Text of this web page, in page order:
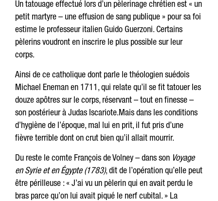
Un tatouage effectué lors d’un pèlerinage chrétien est « un
petit martyre – une effusion de sang publique » pour sa foi
estime le professeur italien Guido Guerzoni. Certains
pèlerins voudront en inscrire le plus possible sur leur
corps.
Ainsi de ce catholique dont parle le théologien suédois
Michael Eneman en 1711, qui relate qu’il se fit tatouer les
douze apôtres sur le corps, réservant – tout en finesse –
son postérieur à Judas Iscariote.Mais dans les conditions
d’hygiène de l’époque, mal lui en prit, il fut pris d’une
fièvre terrible dont on crut bien qu’il allait mourrir.
Du reste le comte François de Volney – dans son Voyage
en Syrie et en Égypte (1783), dit de l’opération qu’elle peut
être périlleuse : « J’ai vu un pèlerin qui en avait perdu le
bras parce qu’on lui avait piqué le nerf cubital. » La